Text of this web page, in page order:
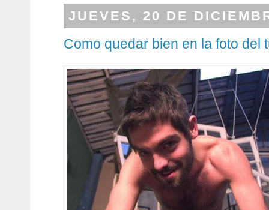
JUEVES, 20 DE
Como quedar bien en la foto del